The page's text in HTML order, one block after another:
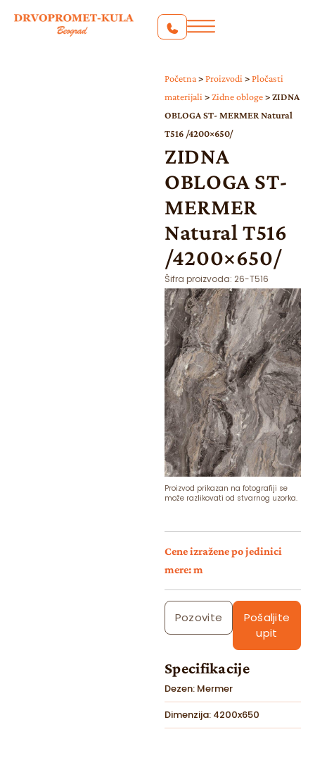
Početna > Proizvodi > Pločasti
materijali > Zidne obloge > ZIDNA
OBLOGA ST- MERMER Natural
T516 /4200×650/
ZIDNA
OBLOGA ST-
MERMER
Natural T516
/4200×650/
Šifra proizvoda: 26-T516
Proizvod prikazan na fotografiji se
može razlikovati od stvarnog uzorka.
Cene izražene po jedinici
mere: m
Pozovite
Pošaljite
upit
Specifikacije
Dezen: Mermer
Dimenzija: 4200x650